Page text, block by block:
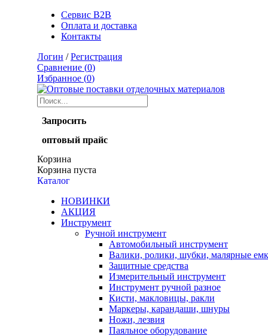
Сервис B2B
Оплата и доставка
Контакты
Логин /Регистрация
Сравнение (0)
Избранное (0)
Запросить
оптовый прайс
Корзина
Корзина пуста
Каталог
НОВИНКИ
АКЦИЯ
Инструмент
Ручной инструмент
Автомобильный инструмент
Валики, ролики, шубки, малярные
Защитные средства
Измерительный инструмент
Инструмент ручной разное
Кисти, макловицы, ракли
Маркеры, карандаши, шнуры
Ножи, лезвия
Паяльное оборудование